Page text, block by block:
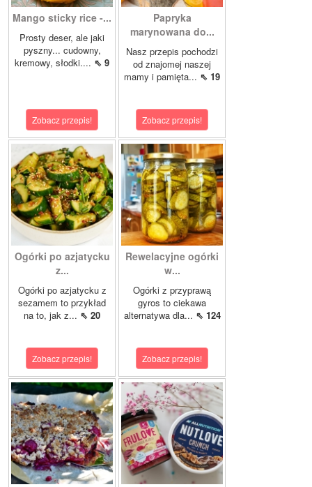
Mango sticky rice -...
Prosty deser, ale jaki
pyszny... cudowny,
kremowy, słodki.... ⇖ 9
Zobacz przepis!
Papryka
marynowana do...
Nasz przepis pochodzi
od znajomej naszej
mamy i pamięta... ⇖ 19
Zobacz przepis!
Ogórki po azjatycku
z...
Ogórki po azjatycku z
sezamem to przykład
na to, jak z... ⇖ 20
Zobacz przepis!
Rewelacyjne ogórki
w...
Ogórki z przyprawą
gyros to ciekawa
alternatywa dla... ⇖ 124
Zobacz przepis!